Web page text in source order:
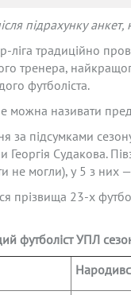
підрахунку
ліга традиційно
тренера,
футболіста.
можна називати
за підсумками
Георгія Судакова.
не могли), у 5 з них
прізвища 23-х
футболіст УПЛ